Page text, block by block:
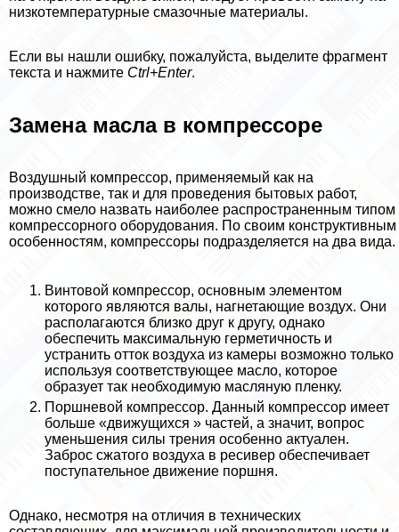
низкотемпературные смaзoчные материалы.
Если вы нашли ошибку, пожалуйста, выделите фрагмент
текста и нажмите Ctrl+Enter.
Замена масла в компрессоре
Воздушный компрессор, применяемый как на
производстве, так и для проведения бытовых работ,
можно смело назвать наиболее распространенным типом
компрессорного оборудования. По своим конструктивным
особенностям, компрессоры подразделяется на два вида.
Винтовой компрессор, основным элементом
которого являются валы, нагнетающие воздух. Они
располагаются близко друг к другу, однако
обеспечить максимальную герметичность и
устранить отток воздуха из камеры возможно только
используя соответствующее масло, которое
образует так необходимую масляную пленку.
Поршневой компрессор. Данный компрессор имеет
больше «движущихся » частей, а значит, вопрос
уменьшения силы трения особенно актуален.
Заброс сжатого воздуха в ресивер обеспечивает
поступательное движение поршня.
Однако, несмотря на отличия в технических